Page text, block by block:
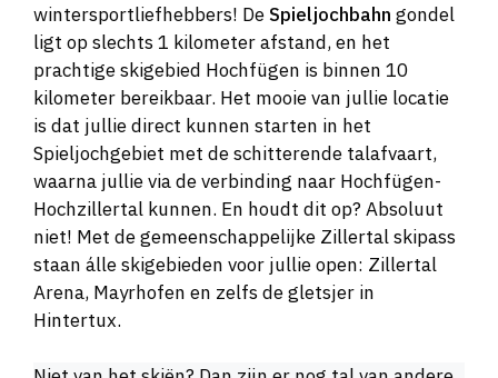
wintersportliefhebbers! DeSpieljochbahn gondel
ligt op slechts 1 kilometer afstand, en het
prachtige skigebied Hochfügen is binnen 10
kilometer bereikbaar. Het mooie van jullie locatie
is dat jullie direct kunnen starten in het
Spieljochgebiet met de schitterende talafvaart,
waarna jullie via de verbinding naar Hochfügen-
Hochzillertal kunnen. En houdt dit op? Absoluut
niet! Met de gemeenschappelijke Zillertal skipass
staan álle skigebieden voor jullie open: Zillertal
Arena, Mayrhofen en zelfs de gletsjer in
Hintertux.